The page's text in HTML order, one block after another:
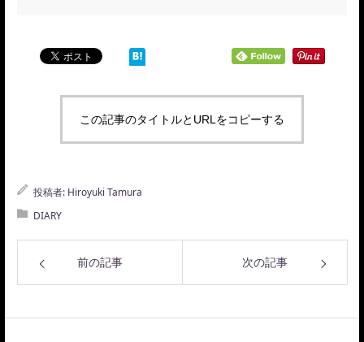
この記事のタイトルとURLをコピーする
投稿者: Hiroyuki Tamura
DIARY
前の記事 次の記事